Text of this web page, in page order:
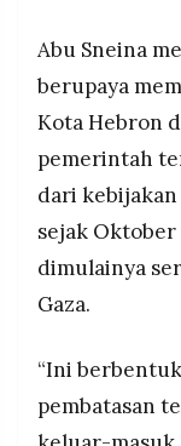
Abu Sneina
berupaya
Kota Hebron
pemerintah
dari
sejak
dimulainya
Gaza.
“Ini
pembatasan